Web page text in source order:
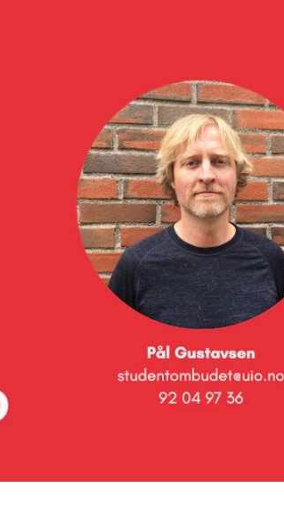
Organisasjon
Hvem gjør hva i administrasjonen?